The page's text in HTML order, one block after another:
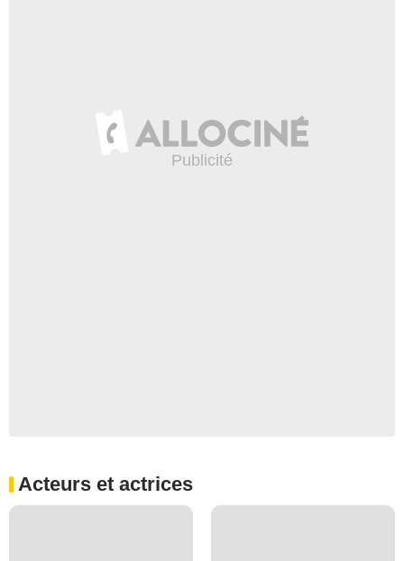
Acteurs et actrices